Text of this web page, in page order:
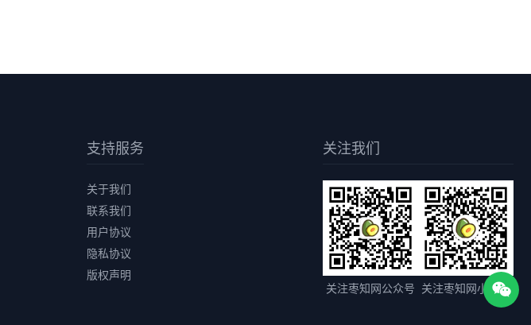
支持服务
关于我们
联系我们
用户协议
隐私协议
版权声明
关注我们
关注枣知网公众号 关注枣知网小程序